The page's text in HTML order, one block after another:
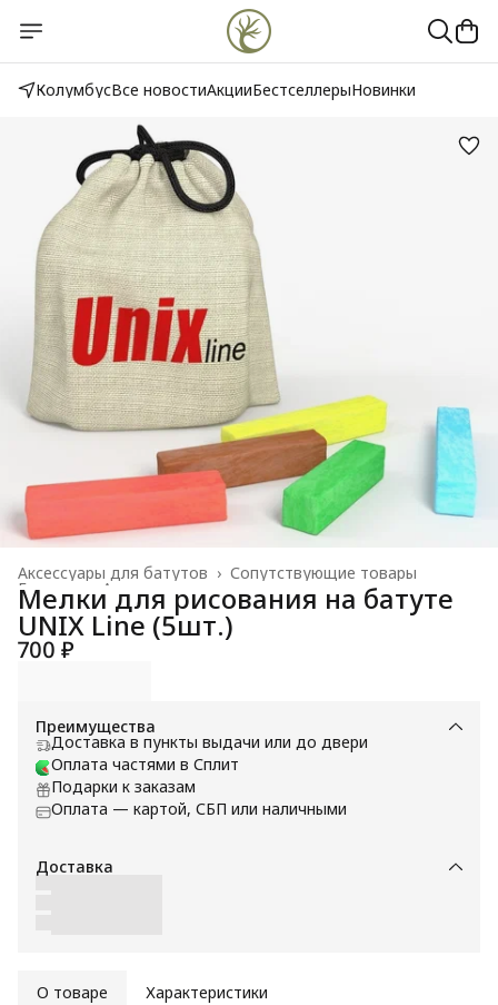
КолумбусВсе новостиАкцииБестселлерыНовинки
Сопутствующие товары
Аксессуары для батутов ›
Аксессуары
Главная
Мелки для рисования на батуте
UNIX Line (5шт.)
700 ₽
Преимущества
Доставка в пункты выдачи или до двери
Оплата частями в Сплит
Подарки к заказам
Оплата — картой, СБП или наличными
Доставка
О товаре Характеристики